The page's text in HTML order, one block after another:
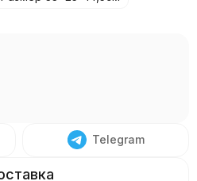
Telegram